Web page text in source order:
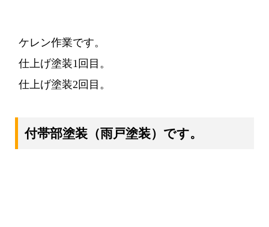
ケレン作業です。
仕上げ塗装1回目。
仕上げ塗装2回目。
付帯部塗装（雨戸塗装） です。